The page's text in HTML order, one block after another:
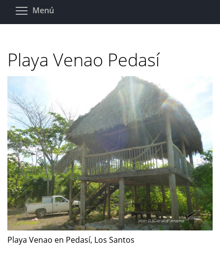
Pasar
Menú
Playa Venao Pedasí
Playa Venao en Pedasí, Los Santos